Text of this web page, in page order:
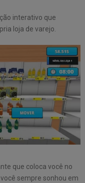
interativo que
loja de varejo.
que coloca você no
sempre sonhou em